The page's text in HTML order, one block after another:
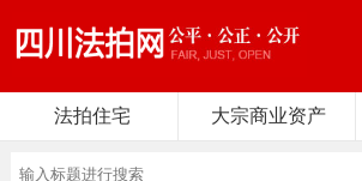
法拍住宅 大宗商业资产